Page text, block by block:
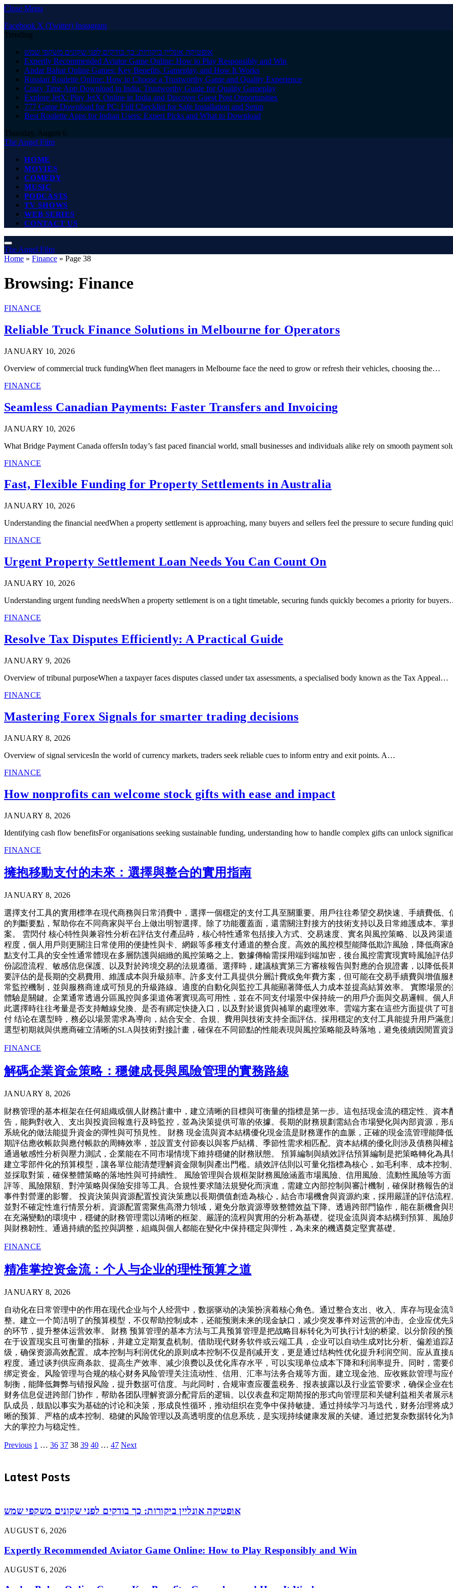
Close Menu
Facebook X (Twitter) Instagram
Trending
אופטיקה אונליין ביקורות: כך בודקים לפני שקונים משקפי שמש
Expertly Recommended Aviator Game Online: How to Play Responsibly and Win
Andar Bahar Online Games: Key Benefits, Gameplay, and How It Works
Russian Roulette Online: How to Choose a Trustworthy Game and Quality Experience
Crazy Time App Download in India: Trustworthy Guide for Quality Gameplay
Explore JetX: Play JetX Online in India and Discover Guest Post Opportunities
777 Game Download for PC: Full Checklist for Safe Installation and Setup
Best Roulette Apps for Indian Users: Expert Picks and What to Download
Thursday, August 6
The Angel Film
HOME
MOVIES
COMEDY
MUSIC
PODCASTS
TV SHOWS
WEB SERIES
CONTACT US
The Angel Film
Home » Finance » Page 38
Browsing: Finance
FINANCE
Reliable Truck Finance Solutions in Melbourne for Operators
JANUARY 10, 2026
Overview of commercial truck fundingWhen fleet managers in Melbourne face the need to grow or refresh their vehicles, choosing the…
FINANCE
Seamless Canadian Payments: Faster Transfers and Invoicing
JANUARY 10, 2026
What Bridge Payment Canada offersIn today’s fast paced financial world, small businesses and individuals alike rely on smooth payment
FINANCE
Fast, Flexible Funding for Property Settlements in Australia
JANUARY 10, 2026
Understanding the financial needWhen a property settlement is approaching, many buyers and sellers feel the pressure to secure funding
FINANCE
Urgent Property Settlement Loan Needs You Can Count On
JANUARY 10, 2026
Understanding urgent funding needsWhen a property settlement is on a tight timetable, securing funds quickly becomes a priority for
FINANCE
Resolve Tax Disputes Efficiently: A Practical Guide
JANUARY 9, 2026
Overview of tribunal purposeWhen a taxpayer faces disputes classed under tax assessments, a specialised body known as the Tax Appeal…
FINANCE
Mastering Forex Signals for smarter trading decisions
JANUARY 8, 2026
Overview of signal servicesIn the world of currency markets, traders seek reliable cues to inform entry and exit points. A…
FINANCE
How nonprofits can welcome stock gifts with ease and impact
JANUARY 8, 2026
Identifying cash flow benefitsFor organisations seeking sustainable funding, understanding how to handle complex gifts can unlock
FINANCE
擁抱移動支付的未來：選擇與整合的實用指南
JANUARY 8, 2026
選擇支付工具的實用標準在現代商務與日常消費中，選擇一個穩定的支付工具至關重要。用戶往往希望交易快速、手續費低
的判斷要點，幫助你在不同商家與平台上做出明智選擇。除了功能覆蓋面，還需關注對接方的技術支持以及日常維護成本。
案。 雲閃付 核心特性與兼容性分析在評估支付產品時，核心特性通常包括接入方式、交易速度、實名與風控策略、以及跨渠
程度，個人用戶則更關注日常使用的便捷性與卡、網銀等多種支付通道的整合度。高效的風控模型能降低欺詐風險，降低商
點支付工具的安全性通常體現在多層防護與細緻的風控策略之上。數據傳輸需採用端到端加密，後台風控需實現實時風險評
份認證流程、敏感信息保護、以及對於跨境交易的法規遵循。選擇時，建議核實第三方審核報告與對應的合規證書，以降低
要評估的是長期的交易費用、維護成本與升級頻率。許多支付工具提供分層計費或免年費方案，但可能在交易手續費與增值
常監控機制，並與服務商達成可預見的升級路線。適度的自動化與監控工具能顯著降低人力成本並提高結算效率。 實際場景
體驗是關鍵。企業通常透過分區風控與多渠道佈署實現高可用性，並在不同支付場景中保持統一的用戶介面與交易邏輯。個
此選擇時往往考量是否支持離線兌換、是否有綁定快捷入口，以及對於退貨與補單的處理效率。雲端方案在這些方面提供了
付 结论在選型時，務必以場景需求為導向，結合安全、合規、費用與技術支持全面評估。採用穩定的支付工具能提升用戶滿
選型初期就與供應商確立清晰的SLA與技術對接計畫，確保在不同節點的性能表現與風控策略能及時落地，避免後續因閒置資
FINANCE
解碼企業資金策略：穩健成長與風險管理的實務路線
JANUARY 8, 2026
財務管理的基本框架在任何組織或個人財務計畫中，建立清晰的目標與可衡量的指標是第一步。這包括現金流的穩定性、資
告，能夠對收入、支出與投資回報進行及時監控，並為決策提供可靠的依據。長期的財務規劃需結合市場變化與內部資源，
系統化的做法能提升資金的彈性與可預見性。 財務 現金流與資本結構優化現金流是財務運作的血脈，正確的現金流管理能降
期評估應收帳款與應付帳款的周轉效率，並設置支付節奏以與客戶結構、季節性需求相匹配。資本結構的優化則涉及債務與權
通過敏感性分析與壓力測試，企業能在不同市場情境下維持穩健的財務狀態。 預算編制與績效評估預算編制是把策略轉化為
建立零部件化的預算模型，讓各單位能清楚理解資金限制與產出門檻。績效評估則以可量化指標為核心，如毛利率、成本控
並採取對策，確保整體策略的落地性與可持續性。 風險管理與合規框架財務風險涵蓋市場風險、信用風險、流動性風險等方
評等、風險限額、對沖策略與保險安排等工具。合規性要求隨法規變化而演進，需建立內部控制與審計機制，確保財務報告
事件對營運的影響。 投資決策與資源配置投資決策應以長期價值創造為核心，結合市場機會與資源約束，採用嚴謹的評估流
並對不確定性進行情景分析。資源配置需聚焦高潛力領域，避免分散資源導致整體效益下降。透過跨部門協作，能在新機會
在充滿變動的環境中，穩健的財務管理需以清晰的框架、嚴謹的流程與實用的分析為基礎。從現金流與資本結構到預算、風
與財務韌性。通過持續的監控與調整，組織與個人都能在變化中保持穩定與彈性，為未來的機遇奠定堅實基礎。
FINANCE
精准掌控资金流：个人与企业的理性预算之道
JANUARY 8, 2026
自动化在日常管理中的作用在现代企业与个人经营中，数据驱动的决策扮演着核心角色。通过整合支出、收入、库存与现金
整。建立一个简洁明了的预算模型，不仅帮助控制成本，还能预测未来的现金缺口，减少突发事件对运营的冲击。企业应优
的环节，提升整体运营效率。 財務 预算管理的基本方法与工具预算管理是把战略目标转化为可执行计划的桥梁。以分阶段的
在于设置现实且可衡量的指标，并建立定期复盘机制。借助现代财务软件或云端工具，企业可以自动生成对比分析、偏差追
级，确保资源高效配置。成本控制与利润优化的原则成本控制不仅是削减开支，更是通过结构性优化提升利润空间。应从直
程度。通过谈判供应商条款、提高生产效率、减少浪费以及优化库存水平，可以实现单位成本下降和利润率提升。同时，需
绑定资金。风险管理与合规的核心财务风险管理关注流动性、信用、汇率与法务合规等方面。建立现金池、应收账款管理与
制衡，能降低舞弊与错报风险，提升数据可信度。与此同时，合规审查应覆盖税务、报表披露以及行业监管要求，确保企业
财务信息促进跨部门协作，帮助各团队理解资源分配背后的逻辑。以仪表盘和定期简报的形式向管理层和关键利益相关者展
队成员，鼓励以事实为基础的讨论和决策，形成良性循环，推动组织在竞争中保持敏捷。通过持续学习与迭代，财务治理将
晰的预算、严格的成本控制、稳健的风险管理以及高透明度的信息系统，是实现持续健康发展的关键。通过把复杂数据转化
大的掌控力与稳定性。
Previous 1 … 36 37 38 39 40 … 47 Next
Latest Posts
אופטיקה אונליין ביקורות: כך בודקים לפני שקונים משקפי שמש
AUGUST 6, 2026
Expertly Recommended Aviator Game Online: How to Play Responsibly and Win
AUGUST 6, 2026